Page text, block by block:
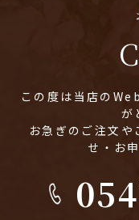
この度は当店の
が
お急ぎのご注文
せ・お